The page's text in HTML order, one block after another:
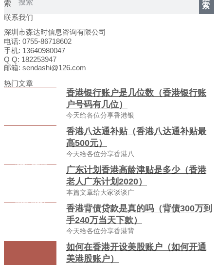
索
索
联系我们
深圳市森达时信息咨询有限公司
电话: 0755-86718602
手机: 13640980047
Q Q: 182253947
邮箱: sendashi@126.com
热门文章
香港银行账户是几位数（香港银行账
户号码有几位）
今天给各位分享香港银
香港八达通补贴（香港八达通补贴最
高500元）
今天给各位分享香港八
广东计划香港高龄津贴是多少（香港
老人广东计划2020）
本篇文章给大家谈谈广
香港背债贷款是真的吗（背债300万到
手240万当天下款）
今天给各位分享香港背
如何在香港开设美股账户（如何开通
美港股账户）